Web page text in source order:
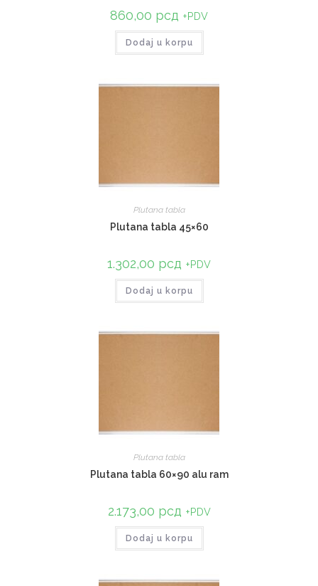
860,00 рсд +PDV
Dodaj u korpu
Plutana tabla
Plutana tabla 45×60
1.302,00 рсд +PDV
Dodaj u korpu
Plutana tabla
Plutana tabla 60×90 alu ram
2.173,00 рсд +PDV
Dodaj u korpu